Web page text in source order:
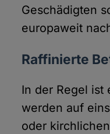
Geschädigten
europaweit
Raffinierte
In der Regel ist
werden auf
oder